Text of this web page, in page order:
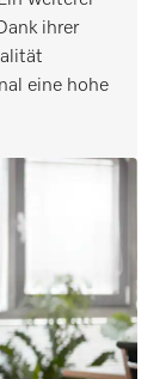
ihrer
eine hohe